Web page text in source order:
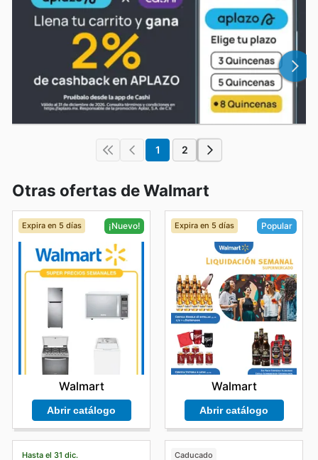
1 2
Otras ofertas de Walmart
Expira en 5 días ¡Nuevo!
Walmart
Abrir catálogo
Expira en 5 días Popular
Walmart
Abrir catálogo
Hasta el 31 dic. Caducado